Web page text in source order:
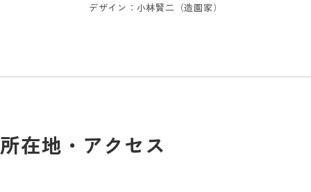
デザイン：小林賢二（造園家）
所在地・アクセス